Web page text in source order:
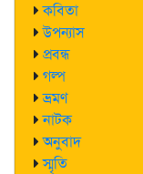
কবিতা
উপন্যাস
প্রবন্ধ
গল্প
ভ্রমণ
নাটক
অনুবাদ
স্মৃতি